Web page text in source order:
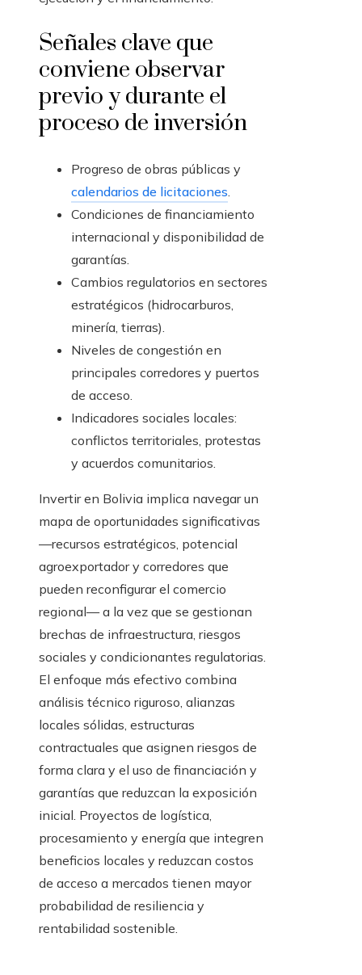
Señales clave que
conviene observar
previo y durante el
proceso de inversión
Progreso de obras públicas y
calendarios de licitaciones.
Condiciones de financiamiento
internacional y disponibilidad de
garantías.
Cambios regulatorios en sectores
estratégicos (hidrocarburos,
minería, tierras).
Niveles de congestión en
principales corredores y puertos
de acceso.
Indicadores sociales locales:
conflictos territoriales, protestas
y acuerdos comunitarios.
Invertir en Bolivia implica navegar un
mapa de oportunidades significativas
—recursos estratégicos, potencial
agroexportador y corredores que
pueden reconfigurar el comercio
regional— a la vez que se gestionan
brechas de infraestructura, riesgos
sociales y condicionantes regulatorias.
El enfoque más efectivo combina
análisis técnico riguroso, alianzas
locales sólidas, estructuras
contractuales que asignen riesgos de
forma clara y el uso de financiación y
garantías que reduzcan la exposición
inicial. Proyectos de logística,
procesamiento y energía que integren
beneficios locales y reduzcan costos
de acceso a mercados tienen mayor
probabilidad de resiliencia y
rentabilidad sostenible.